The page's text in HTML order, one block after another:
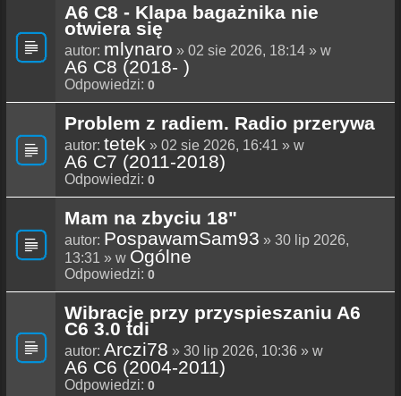
A6 C8 - Klapa bagażnika nie
otwiera się
autor: mlynaro » 02 sie 2026, 18:14 » w
A6 C8 (2018- )
Odpowiedzi: 0
Problem z radiem. Radio przerywa
autor: tetek » 02 sie 2026, 16:41 » w
A6 C7 (2011-2018)
Odpowiedzi: 0
Mam na zbyciu 18"
autor: PospawamSam93 » 30 lip 2026,
13:31 » w Ogólne
Odpowiedzi: 0
Wibracje przy przyspieszaniu A6
C6 3.0 tdi
autor: Arczi78 » 30 lip 2026, 10:36 » w
A6 C6 (2004-2011)
Odpowiedzi: 0